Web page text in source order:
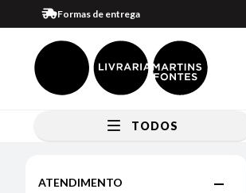
Formas de entrega
TODOS
Pagamento
ATENDIMENTO